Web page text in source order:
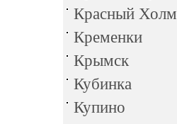
Красный Холм
Кременки
Крымск
Кубинка
Купино